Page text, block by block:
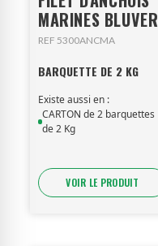
MARINES BLUVER
REF 5300ANCMA
BARQUETTE DE 2 KG
Existe aussi en :
CARTON de 2 barquettes
de 2 Kg
VOIR LE PRODUIT